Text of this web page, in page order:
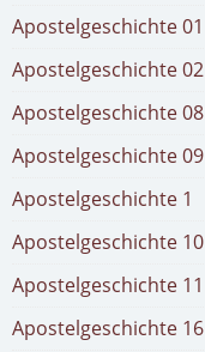
Apostelgeschichte 01
Apostelgeschichte 02
Apostelgeschichte 08
Apostelgeschichte 09
Apostelgeschichte 1
Apostelgeschichte 10
Apostelgeschichte 11
Apostelgeschichte 16